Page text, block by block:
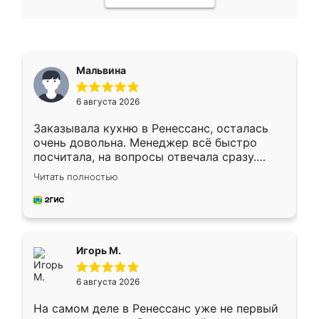
Мальвина
6 августа 2026
Заказывала кухню в Ренессанс, осталась
очень довольна. Менеджер всё быстро
посчитала, на вопросы отвечала сразу.
Замерщик приехал в субботу, подошёл к
делу со всей ответственностью. Собрали
за день, ребята работали аккуратно, даже
Читать полностью
Игорь М.
6 августа 2026
На самом деле в Ренессанс уже не первый